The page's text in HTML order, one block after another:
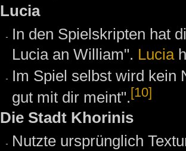
Lucia
In den Spielskripten hat
Lucia an William". Lucia
Im Spiel selbst wird kein
gut mit dir meint".[10]
Die Stadt Khorinis
Nutzte ursprünglich